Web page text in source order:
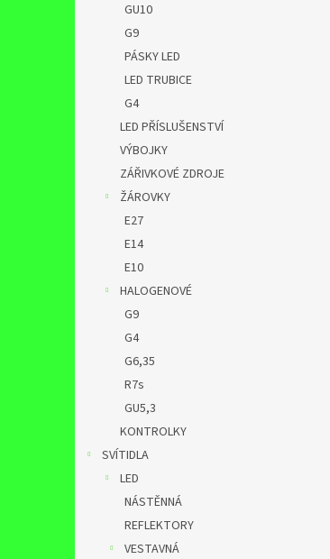
GU10
G9
PÁSKY LED
LED TRUBICE
G4
LED PŘÍSLUŠENSTVÍ
VÝBOJKY
ZÁŘIVKOVÉ ZDROJE
ŽÁROVKY
E27
E14
E10
HALOGENOVÉ
G9
G4
G6,35
R7s
GU5,3
KONTROLKY
SVÍTIDLA
LED
NÁSTĚNNÁ
REFLEKTORY
VESTAVNÁ